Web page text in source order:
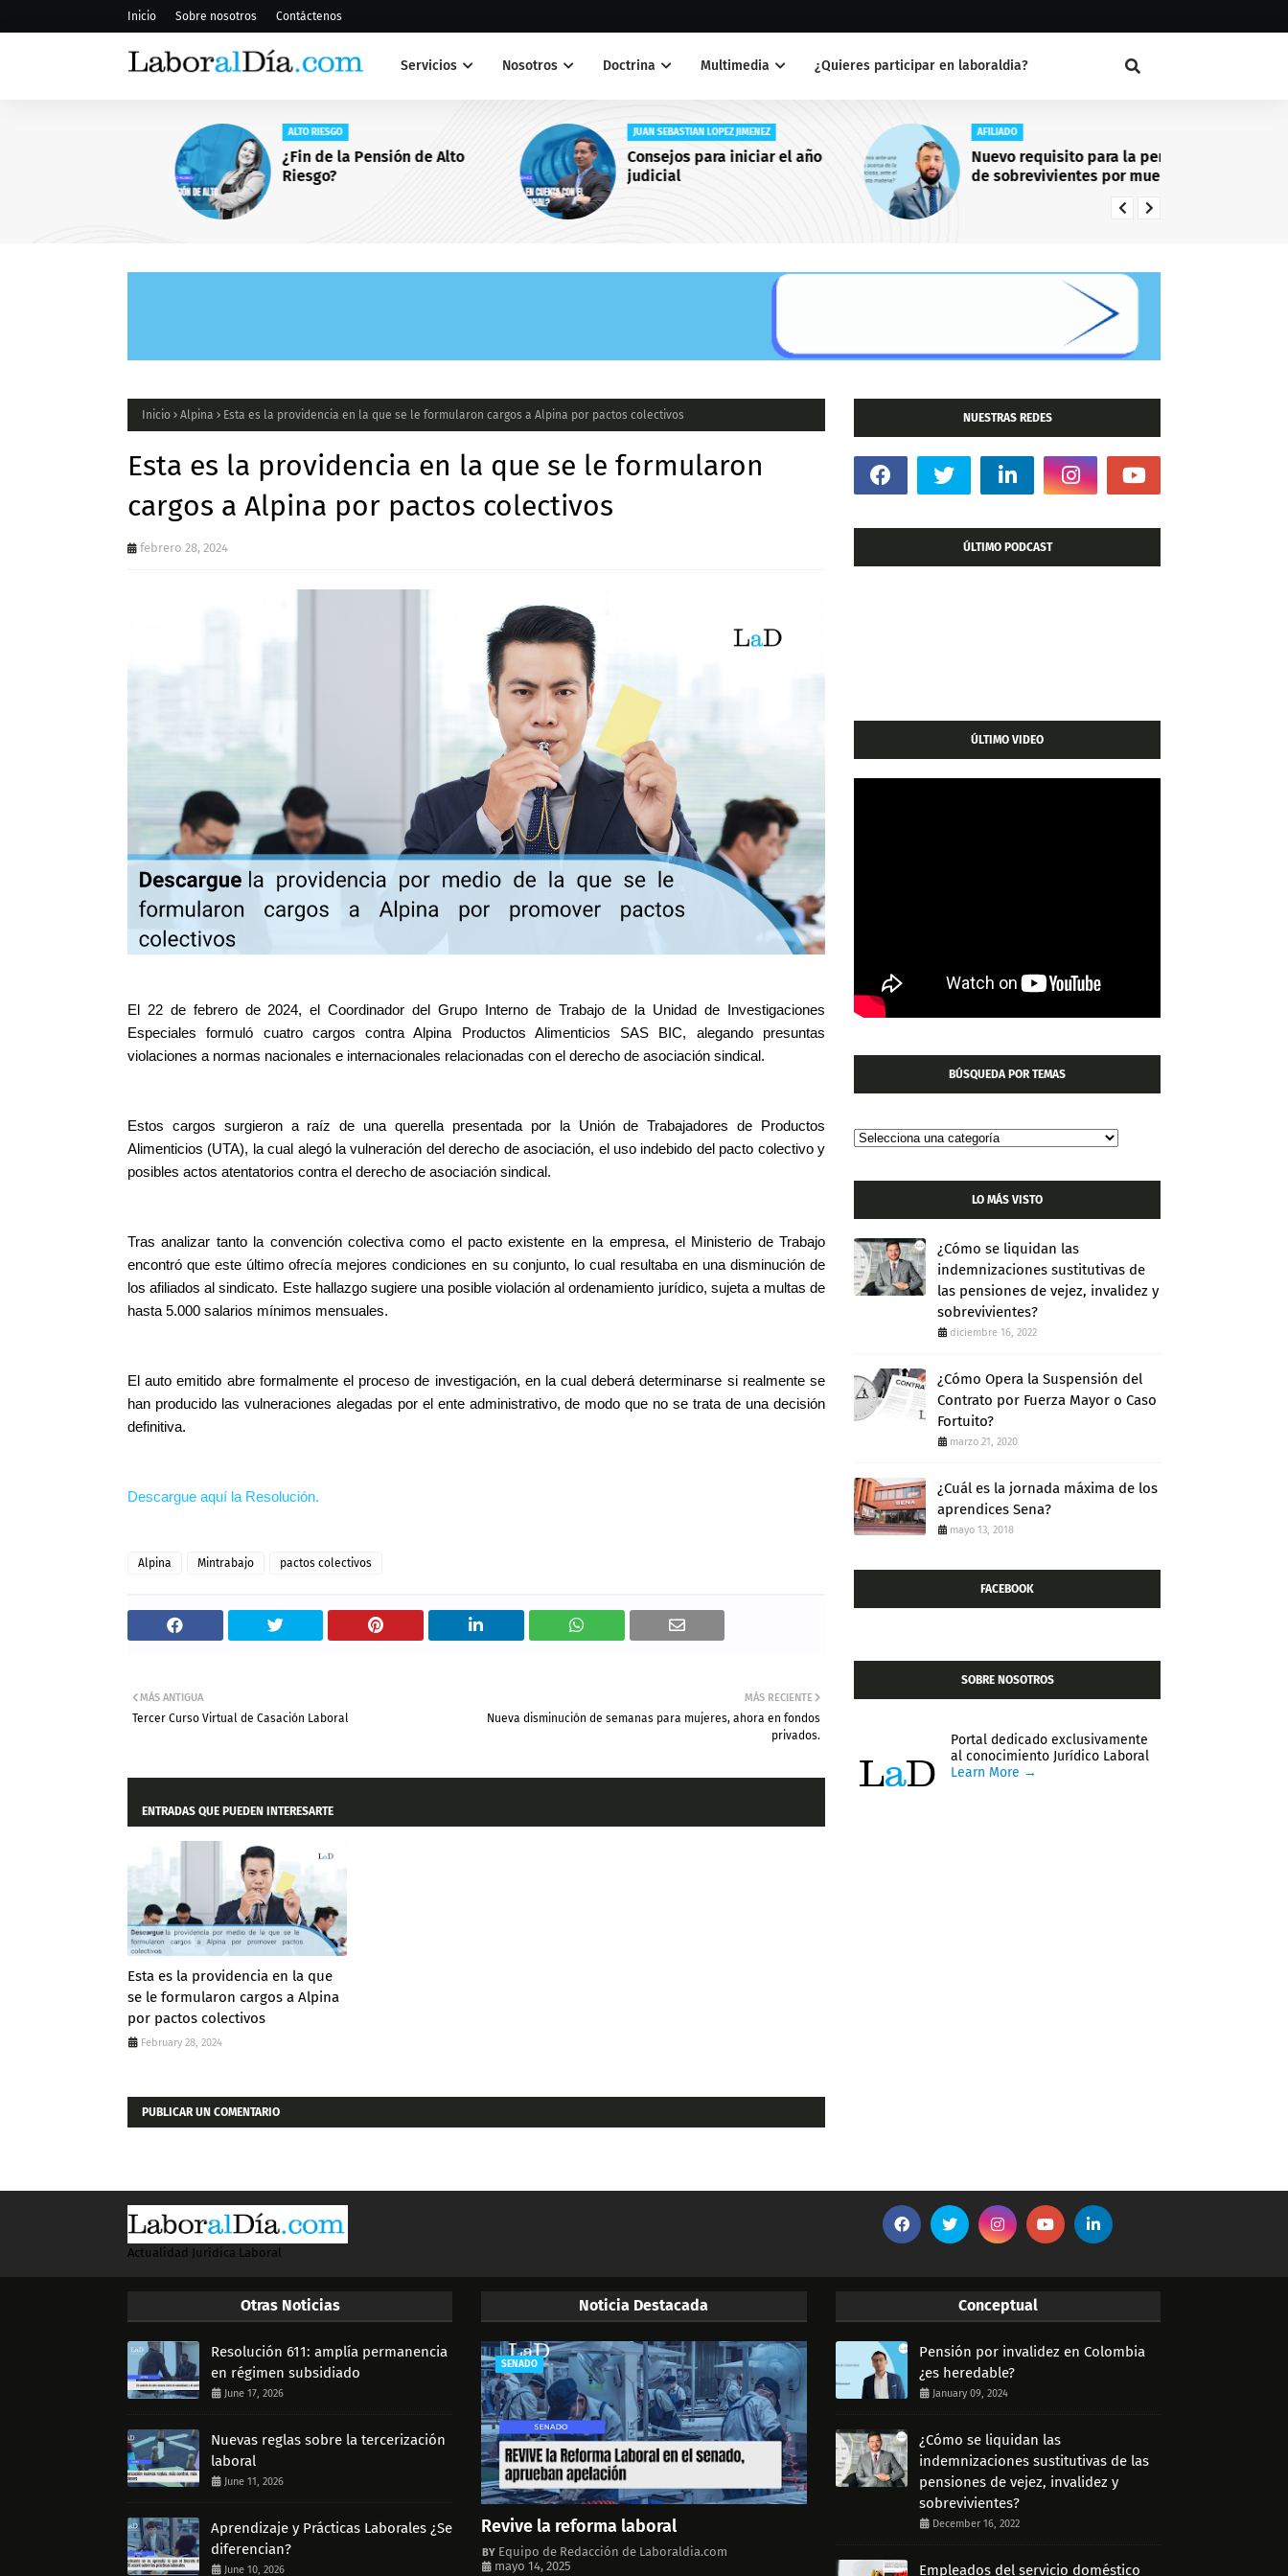
Inicio Sobre nosotros Contáctenos
Servicios Nosotros Doctrina Multimedia ¿Quieres participar en laboraldia?
ALTO RIESGO
¿Fin de la Pensión de Alto
Riesgo?
JUAN SEBASTIAN LOPEZ JIMENEZ
Consejos para iniciar el año
judicial
AFILIADO
Nuevo requisito para la pensión
de sobrevivientes por muerte del
afiliado
Inicio Alpina Esta es la providencia en la que se le formularon cargos a Alpina por pactos colectivos
Esta es la providencia en la que se le formularon
cargos a Alpina por pactos colectivos
febrero 28, 2024
El 22 de febrero de 2024, el Coordinador del Grupo Interno de Trabajo de la Unidad de Investigaciones
Especiales formuló cuatro cargos contra Alpina Productos Alimenticios SAS BIC, alegando presuntas
violaciones a normas nacionales e internacionales relacionadas con el derecho de asociación sindical.
Estos cargos surgieron a raíz de una querella presentada por la Unión de Trabajadores de Productos
Alimenticios (UTA), la cual alegó la vulneración del derecho de asociación, el uso indebido del pacto colectivo y
posibles actos atentatorios contra el derecho de asociación sindical.
Tras analizar tanto la convención colectiva como el pacto existente en la empresa, el Ministerio de Trabajo
encontró que este último ofrecía mejores condiciones en su conjunto, lo cual resultaba en una disminución de
los afiliados al sindicato. Este hallazgo sugiere una posible violación al ordenamiento jurídico, sujeta a multas de
hasta 5.000 salarios mínimos mensuales.
El auto emitido abre formalmente el proceso de investigación, en la cual deberá determinarse si realmente se
han producido las vulneraciones alegadas por el ente administrativo, de modo que no se trata de una decisión
definitiva.
Descargue aquí la Resolución.
Alpina Mintrabajo pactos colectivos
MÁS RECIENTE
Nueva disminución de semanas para mujeres, ahora en fondos
privados.
MÁS ANTIGUA
Tercer Curso Virtual de Casación Laboral
ENTRADAS QUE PUEDEN INTERESARTE
Esta es la providencia en la que
se le formularon cargos a Alpina
por pactos colectivos
February 28, 2024
PUBLICAR UN COMENTARIO
NUESTRAS REDES
ÚLTIMO PODCAST
ÚLTIMO VIDEO
BÚSQUEDA POR TEMAS
LO MÁS VISTO
¿Cómo se liquidan las
indemnizaciones sustitutivas de
las pensiones de vejez, invalidez y
sobrevivientes?
diciembre 16, 2022
¿Cómo Opera la Suspensión del
Contrato por Fuerza Mayor o Caso
Fortuito?
marzo 21, 2020
¿Cuál es la jornada máxima de los
aprendices Sena?
mayo 13, 2018
FACEBOOK
SOBRE NOSOTROS
Portal dedicado exclusivamente
al conocimiento Jurídico Laboral
Learn More →
Actualidad Jurídica Laboral
Otras Noticias
Resolución 611: amplía permanencia
en régimen subsidiado
June 17, 2026
Nuevas reglas sobre la tercerización
laboral
June 11, 2026
Aprendizaje y Prácticas Laborales ¿Se
diferencian?
June 10, 2026
Noticia Destacada
SENADO
Revive la reforma laboral
Equipo de Redacción de Laboraldia.com
mayo 14, 2025
Conceptual
Pensión por invalidez en Colombia
¿es heredable?
January 09, 2024
¿Cómo se liquidan las
indemnizaciones sustitutivas de las
pensiones de vejez, invalidez y
sobrevivientes?
December 16, 2022
Empleados del servicio doméstico